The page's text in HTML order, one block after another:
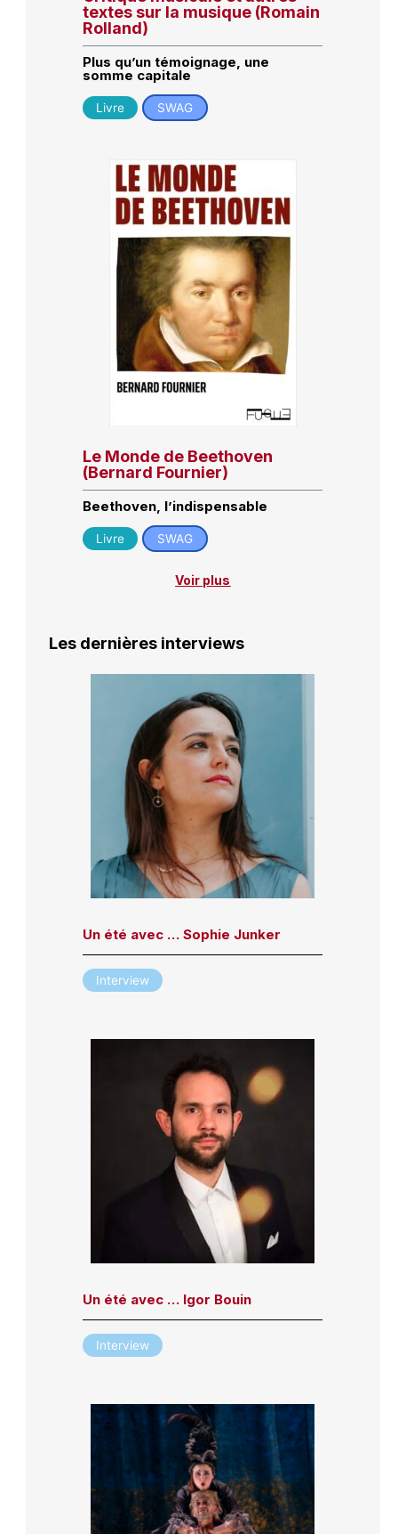
textes sur la musique (Romain
Rolland)
Plus qu’un témoignage, une
somme capitale
Livre SWAG
Le Monde de Beethoven
(Bernard Fournier)
Beethoven, l’indispensable
Livre SWAG
Voir plus
Les dernières interviews
Un été avec … Sophie Junker
Interview
Un été avec … Igor Bouin
Interview